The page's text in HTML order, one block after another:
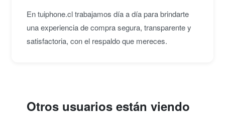
En tuiphone.cl trabajamos día a día para brindarte
una experiencia de compra segura, transparente y
satisfactoria, con el respaldo que mereces.
Otros usuarios están viendo